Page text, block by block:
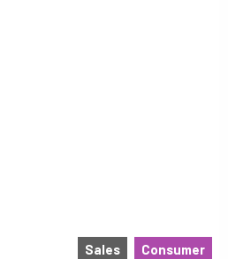
Sales Consumer